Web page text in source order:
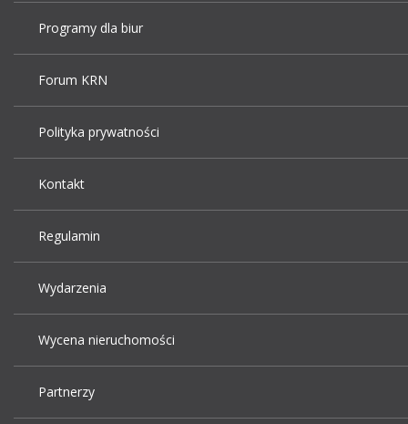
Programy dla biur
Forum KRN
Polityka prywatności
Kontakt
Regulamin
Wydarzenia
Wycena nieruchomości
Partnerzy